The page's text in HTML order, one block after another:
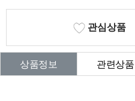
관심상품
상품정보 관련상품